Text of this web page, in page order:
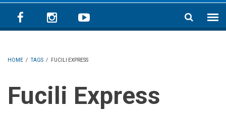
HOME / TAGS / FUCILI EXPRESS
Fucili Express